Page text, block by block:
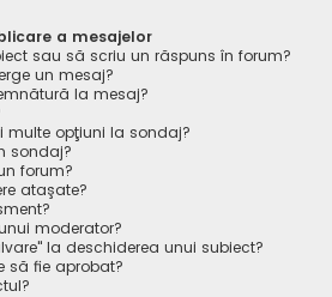
a mesajelor
sau să scriu un răspuns în forum?
un mesaj?
la mesaj?
opţiuni la sondaj?
sondaj?
forum?
ataşate?
moderator?
la deschiderea unui subiect?
să fie aprobat?